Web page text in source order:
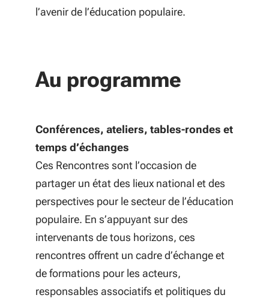
l’avenir de l’éducation populaire.
Au programme
Conférences, ateliers, tables-rondes et
temps d’échanges
Ces Rencontres sont l’occasion de
partager un état des lieux national et des
perspectives pour le secteur de l’éducation
populaire. En s’appuyant sur des
intervenants de tous horizons, ces
rencontres offrent un cadre d’échange et
de formations pour les acteurs,
responsables associatifs et politiques du